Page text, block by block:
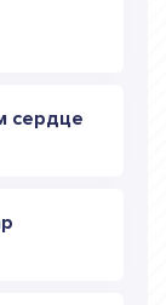
сердце